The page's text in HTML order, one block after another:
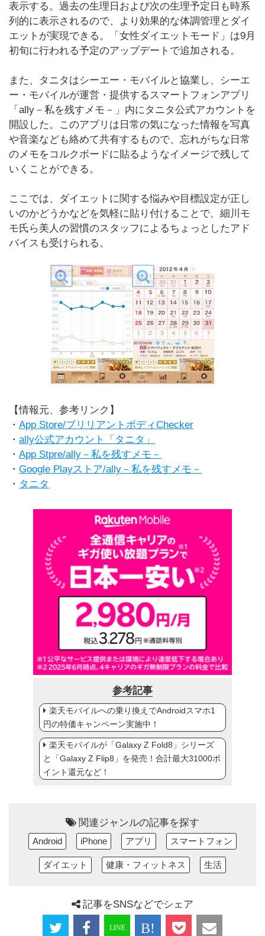
表示する。過去の生理日および次の生理予定日も時系
列的に表示されるので、より効果的な体調管理とダイ
エットが実現できる。「女性ダイエットモード」は9月
初旬に行われる予定のアップデートで追加される。
また、タニタはシーエー・モバイルと協業し、シーエ
ー・モバイルが運営・提供するスマートフォンアプリ
「ally－私を残すメモ－」内にタニタ公式アカウントを
開設した。このアプリは日常の気になった情報を写真
や音楽なども絡めて共有するもので、忘れがちな日常
のメモをコルクボードに貼るようなイメージで残して
いくことができる。
ここでは、ダイエットに関する悩みや目標設定が正し
いのかどうかなどを気軽に貼り付けることで、細川モ
モ氏ら美人の習慣のスタッフによるちょっとしたアド
バイスも受けられる。
【情報元、参考リンク】
・ App Store/ブリリアントボディChecker
・ ally公式アカウント「タニタ」
・ App Stpre/ally－私を残すメモ－
・ Google Playストア/ally－私を残すメモ－
・ タニタ
参考記事
楽天モバイルへの乗り換えでAndroidスマホ1
円の特価キャンペーン実施中！
楽天モバイルが「Galaxy Z Fold8」シリーズ
と「Galaxy Z Flip8」を発売！合計最大31000ポ
イント還元など！
関連ジャンルの記事を探す
Android iPhone アプリ スマートフォン
ダイエット 健康・フィットネス 生活
記事をSNSなどでシェア